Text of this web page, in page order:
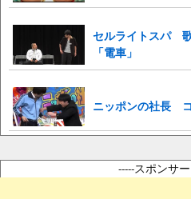
セルライトスパ
「電車」
ニッポンの社長
-----スポンサ